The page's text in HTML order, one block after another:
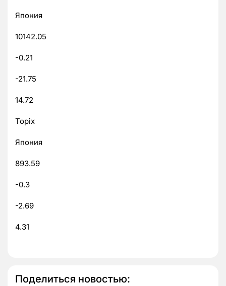
Япония
10142.05
-0.21
-21.75
14.72
Topix
Япония
893.59
-0.3
-2.69
4.31
Поделиться новостью: